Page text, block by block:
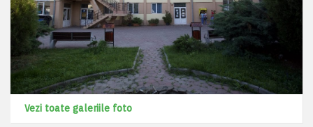
Vezi toate galeriile foto